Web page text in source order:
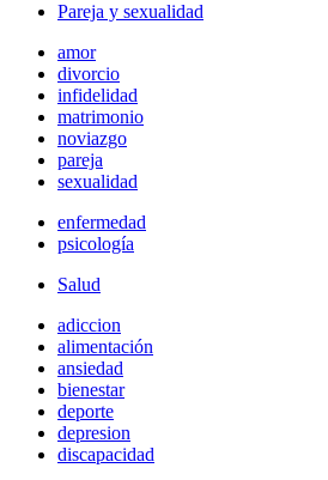
Pareja y sexualidad
amor
divorcio
infidelidad
matrimonio
noviazgo
pareja
sexualidad
enfermedad
psicología
Salud
adiccion
alimentación
ansiedad
bienestar
deporte
depresion
discapacidad